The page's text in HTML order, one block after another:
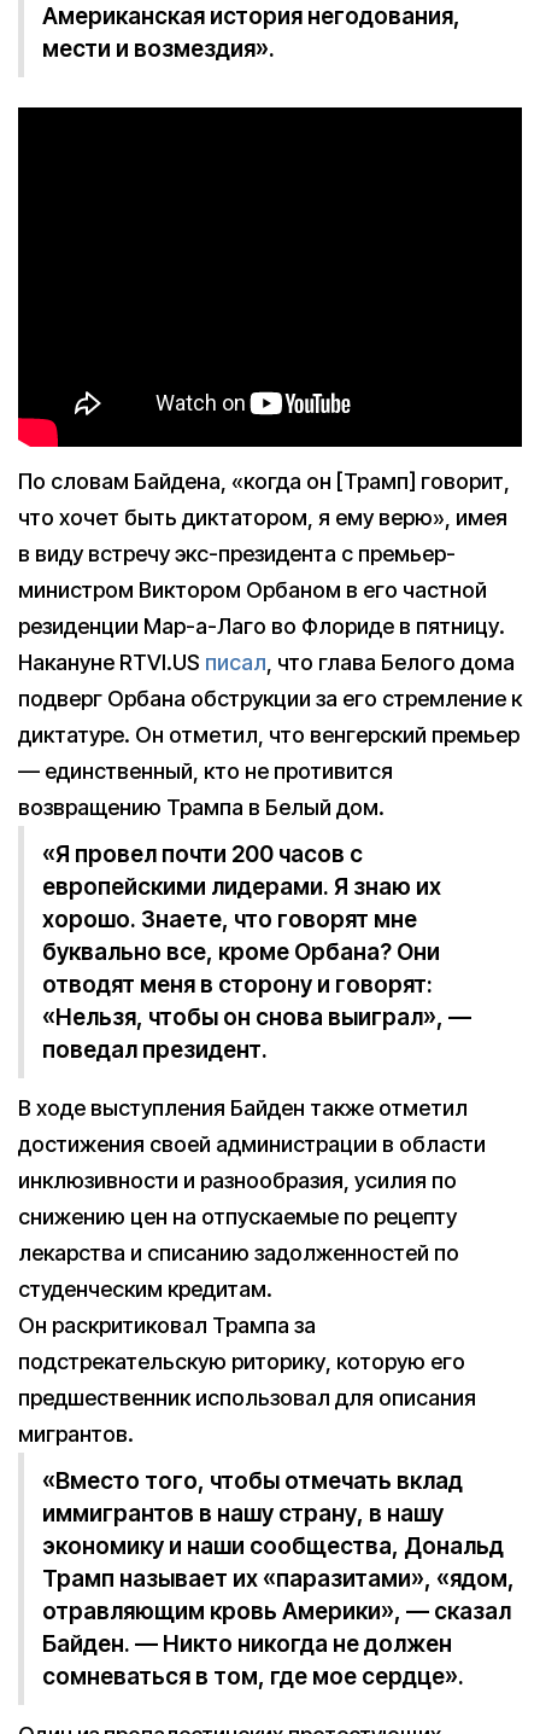
Американская история негодования,
мести и возмездия».
По словам Байдена, «когда он [Трамп] говорит,
что хочет быть диктатором, я ему верю», имея
в виду встречу экс-президента с премьер-
министром Виктором Орбаном в его частной
резиденции Мар-а-Лаго во Флориде в пятницу.
Накануне RTVI.US писал, что глава Белого дома
подверг Орбана обструкции за его стремление к
диктатуре. Он отметил, что венгерский премьер
— единственный, кто не противится
возвращению Трампа в Белый дом.
«Я провел почти 200 часов с
европейскими лидерами. Я знаю их
хорошо. Знаете, что говорят мне
буквально все, кроме Орбана? Они
отводят меня в сторону и говорят:
«Нельзя, чтобы он снова выиграл», —
поведал президент.
В ходе выступления Байден также отметил
достижения своей администрации в области
инклюзивности и разнообразия, усилия по
снижению цен на отпускаемые по рецепту
лекарства и списанию задолженностей по
студенческим кредитам.
Он раскритиковал Трампа за
подстрекательскую риторику, которую его
предшественник использовал для описания
мигрантов.
«Вместо того, чтобы отмечать вклад
иммигрантов в нашу страну, в нашу
экономику и наши сообщества, Дональд
Трамп называет их «паразитами», «ядом,
отравляющим кровь Америки», — сказал
Байден. — Никто никогда не должен
сомневаться в том, где мое сердце».